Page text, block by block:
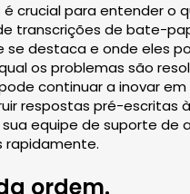
crucial para entender
transcrições de bate-
destaca e onde eles
os problemas são
continuar a inovar
respostas pré-
equipe de suporte
rapidamente.
ordem.